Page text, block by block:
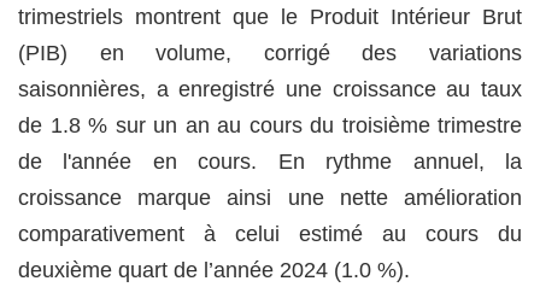
trimestriels montrent que le Produit Intérieur Brut
(PIB) en volume, corrigé des variations
saisonnières, a enregistré une croissance au taux
de 1.8 % sur un an au cours du troisième trimestre
de l'année en cours. En rythme annuel, la
croissance marque ainsi une nette amélioration
comparativement à celui estimé au cours du
deuxième quart de l’année 2024 (1.0 %).